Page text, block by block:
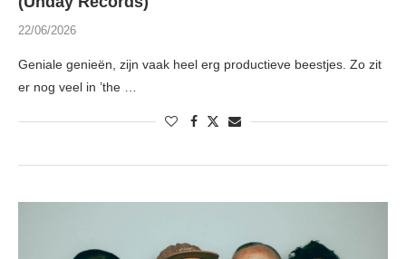
22/06/2026
Geniale genieën, zijn vaak heel erg productieve beestjes. Zo zit
er nog veel in ’the …